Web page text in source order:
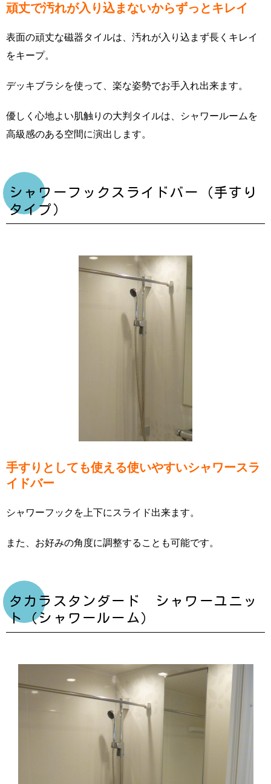
頑丈で汚れが入り込まないからずっとキレイ
表面の頑丈な磁器タイルは、汚れが入り込まず長くキレイ
をキープ。
デッキブラシを使って、楽な姿勢でお手入れ出来ます。
優しく心地よい肌触りの大判タイルは、シャワールームを
高級感のある空間に演出します。
シャワーフックスライドバー（手すり
タイプ）
手すりとしても使える使いやすいシャワースラ
イドバー
シャワーフックを上下にスライド出来ます。
また、お好みの角度に調整することも可能です。
タカラスタンダード シャワーユニッ
ト（シャワールーム）